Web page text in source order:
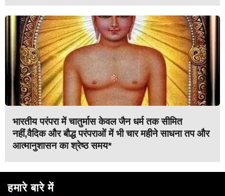
भारतीय परंपरा में चातुर्मास केवल जैन धर्म तक सीमित
नहीं,वैदिक और बौद्ध परंपराओं में भी चार महीने साधना तप और
आत्मानुशासन का श्रेष्ठ समय*
हमारे बारे में